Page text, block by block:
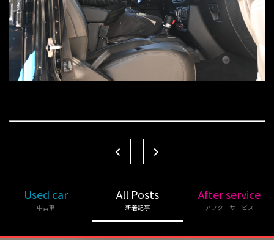
Used car
中古車
All Posts
新着記事
After service
アフターサービス